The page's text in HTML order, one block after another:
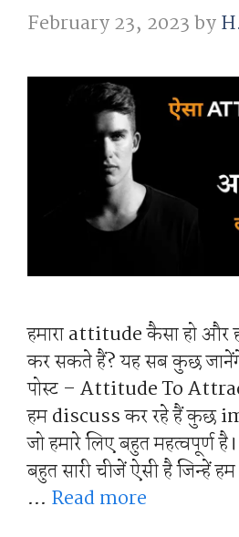
February 23, 2023by
हमारा attitude कैसा हो और
कर सकते हैं? यह सब कुछ
पोस्ट – Attitude To
हम discuss कर रहे हैं कुछ
जो हमारे लिए बहुत महत्वपूर्ण
बहुत सारी चीजें ऐसी है जिन्हें
… Read more